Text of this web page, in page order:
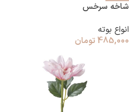
شاخه سرخس
انواع بوته
485,000 تومان